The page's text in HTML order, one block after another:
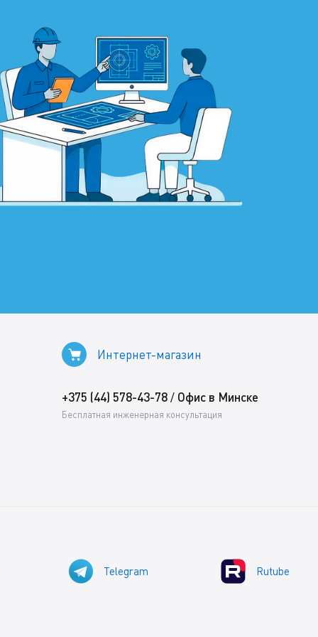
Интернет-магазин
+375 (44) 578-43-78 / Офис в Минске
Бесплатная инженерная консультация
Telegram Rutube